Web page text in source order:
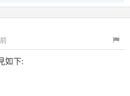
如下: